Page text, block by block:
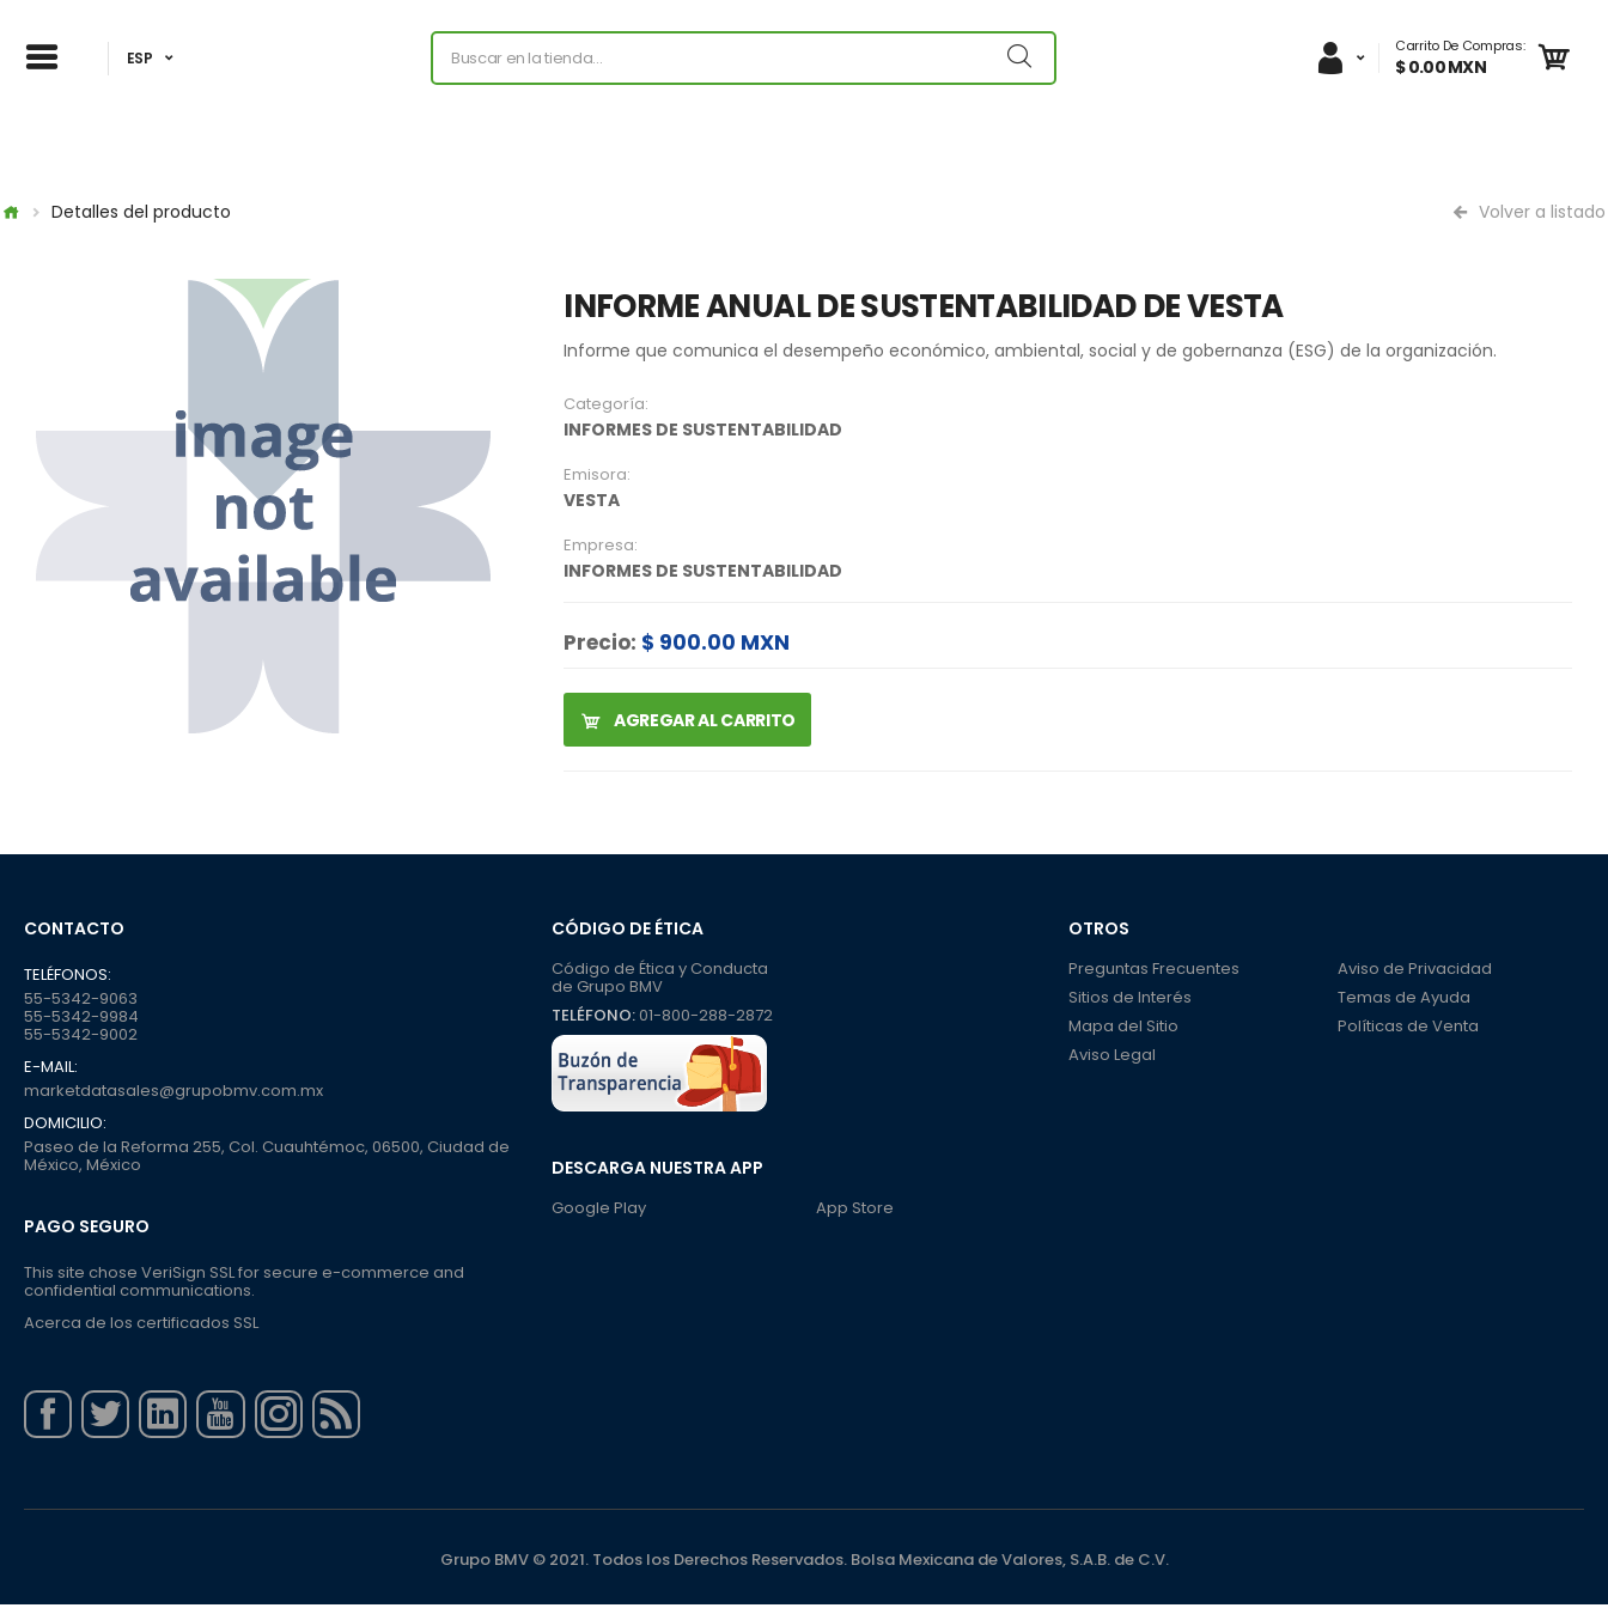
ESP
Carrito De Compras:
$ 0.00 MXN
Detalles del producto Volver a listado
INFORME ANUAL DE SUSTENTABILIDAD DE VESTA
Informe que comunica el desempeño económico, ambiental, social y de gobernanza (ESG) de la organización.
Categoría:
INFORMES DE SUSTENTABILIDAD
Emisora:
VESTA
Empresa:
INFORMES DE SUSTENTABILIDAD
Precio: $ 900.00 MXN
AGREGAR AL CARRITO
CÓDIGO DE ÉTICA
Código de Ética y Conducta
de Grupo BMV
TELÉFONO:01-800-288-2872
DESCARGA NUESTRA APP
Google Play App Store
OTROS
Preguntas Frecuentes
Sitios de Interés
Mapa del Sitio
Aviso Legal
Aviso de Privacidad
Temas de Ayuda
Políticas de Venta
CONTACTO
TELÉFONOS:
55-5342-9063
55-5342-9984
55-5342-9002
E-MAIL:
marketdatasales@grupobmv.com.mx
DOMICILIO:
Paseo de la Reforma 255, Col. Cuauhtémoc, 06500, Ciudad de
México, México
PAGO SEGURO
This site chose VeriSign SSL for secure e-commerce and
confidential communications.
Acerca de los certificados SSL
Grupo BMV © 2021. Todos los Derechos Reservados. Bolsa Mexicana de Valores, S.A.B. de C.V.